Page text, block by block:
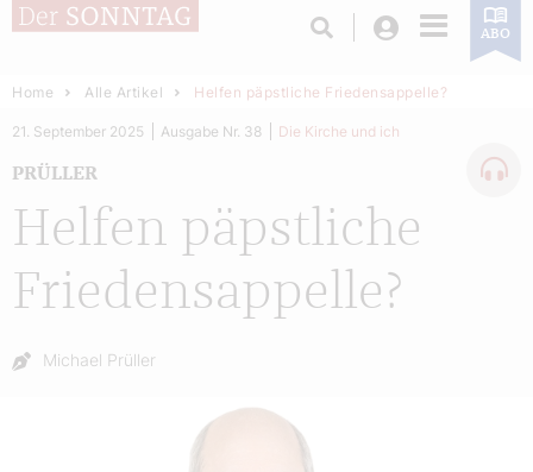
Login ABO
Home Alle Artikel Helfen päpstliche Friedensappelle?
Helfen päpstliche
Friedensappelle?
PRÜLLER
21. September 2025 Ausgabe Nr. 38 Die Kirche und ich
Autor:
Michael Prüller